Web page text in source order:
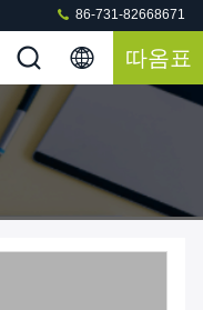
86-731-82668671
따옴표